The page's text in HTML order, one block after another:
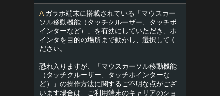
Aガラホ端末に搭載されている「マウスカー
ソル移動機能（タッチクルーザー、タッチポ
インターなど）」を有効にしていただき、ポ
インタを目的の場所まで動かし、選択してく
ださい。
恐れ入りますが、「マウスカーソル移動機能
（タッチクルーザー、タッチポインターな
ど）」の操作方法に関するご不明な点がござ
います場合は、ご利用端末のキャリアのショ